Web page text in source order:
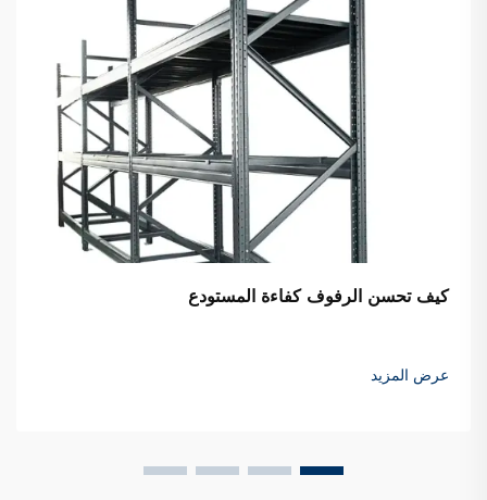
كيف تحسن الرفوف كفاءة المستودع
عرض المزيد